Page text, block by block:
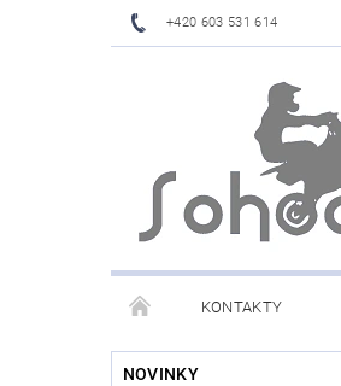
+420 603 531 614
KONTAKTY
NOVINKY